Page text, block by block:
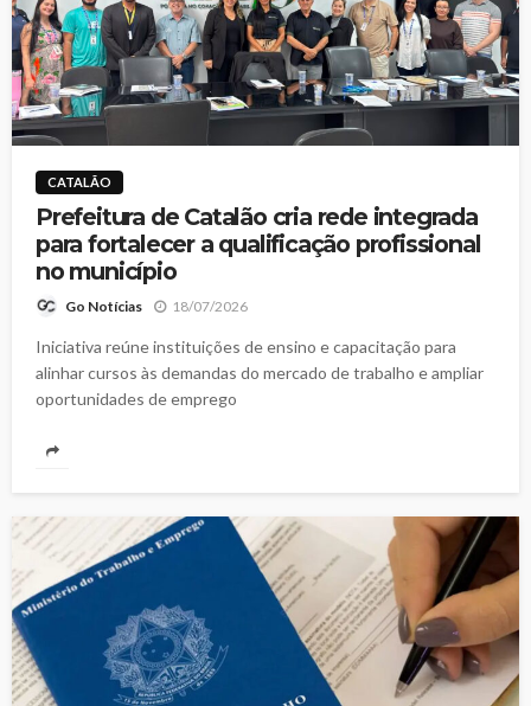
CATALÃO
Prefeitura de Catalão cria rede integrada
para fortalecer a qualificação profissional
no município
Go Notícias 18/07/2026
Iniciativa reúne instituições de ensino e capacitação para
alinhar cursos às demandas do mercado de trabalho e ampliar
oportunidades de emprego